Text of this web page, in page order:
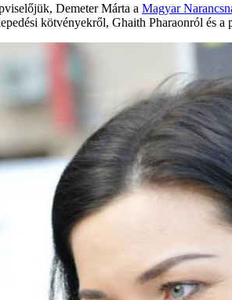
Demeter Márta a Magyar
kötvényekről, Ghaith Pharaonról és a